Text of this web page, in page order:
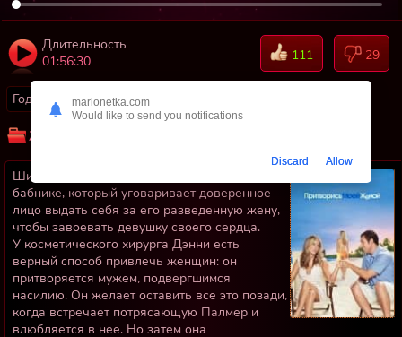
Длительность
01:56:30
111 29
Год: 2011 Страны:США
Жанр:
Шикарная романтическая комедия о
бабнике, который уговаривает доверенное
лицо выдать себя за его разведенную жену,
чтобы завоевать девушку своего сердца.
У косметического хирурга Дэнни есть
верный способ привлечь женщин: он
притворяется мужем, подвергшимся
насилию. Он желает оставить все это позади,
когда встречает потрясающую Палмер и
влюбляется в нее. Но затем она
marionetka.com
Would like to send you notifications
Discard Allow